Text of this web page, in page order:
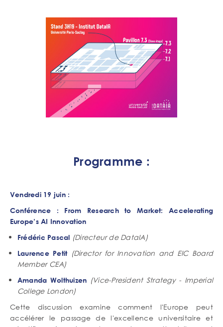
Programme :
Vendredi 19 juin :
Conférence : From Research to Market: Accelerating
Europe’s AI Innovation
Frédéric Pascal (Directeur de DataIA)
Laurence Petit (Director for Innovation and EIC Board
Member CEA)
Amanda Wolthuizen (Vice-President Strategy - Imperial
College London)
Cette discussion examine comment l'Europe peut
accélérer le passage de l'excellence universitaire et